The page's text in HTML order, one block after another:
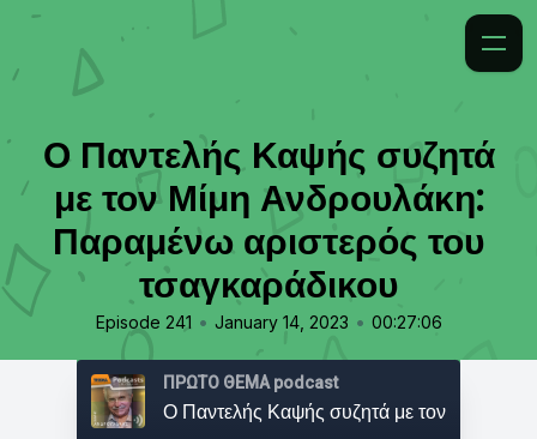
Ο Παντελής Καψής συζητά
με τον Μίμη Ανδρουλάκη:
Παραμένω αριστερός του
τσαγκαράδικου
Episode 241 • January 14, 2023 • 00:27:06
ΠΡΩΤΟ ΘΕΜΑ podcast